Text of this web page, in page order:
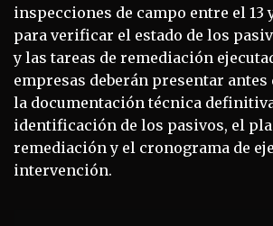
inspecciones de campo entre el 13
para verificar el estado de los
y las tareas de remediación
empresas deberán presentar antes
la documentación técnica
identificación de los pasivos, el
remediación y el cronograma de
intervención.